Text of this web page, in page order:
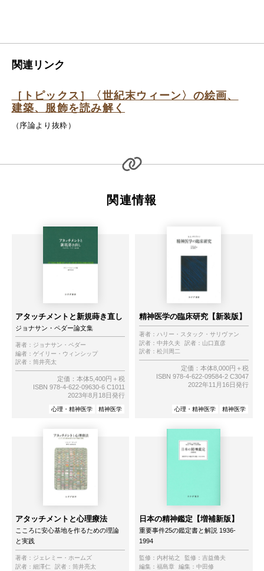
関連リンク
［トピックス］〈世紀末ウィーン〉の絵画、
建築、服飾を読み解く
（序論より抜粋）
関連情報
アタッチメントと新規蒔き直し
ジョナサン・ペダー論文集
著者： ジョナサン・ペダー
編者： ゲイリー・ウィンシップ
訳者： 筒井亮太
定価：本体5,400円＋税
ISBN 978-4-622-09630-6 C1011
2023年8月18日発行
心理・精神医学 精神医学
精神医学の臨床研究【新装版】
著者： ハリー・スタック・サリヴァン
訳者： 中井久夫 訳者： 山口直彦
訳者： 松川周二
定価：本体8,000円＋税
ISBN 978-4-622-09584-2 C3047
2022年11月16日発行
心理・精神医学 精神医学
アタッチメントと心理療法
こころに安心基地を作るための理論
と実践
著者： ジェレミー・ホームズ
訳者： 細澤仁 訳者： 筒井亮太
日本の精神鑑定【増補新版】
重要事件25の鑑定書と解説 1936-
1994
監修： 内村祐之 監修： 吉益脩夫
編集： 福島章 編集： 中田修